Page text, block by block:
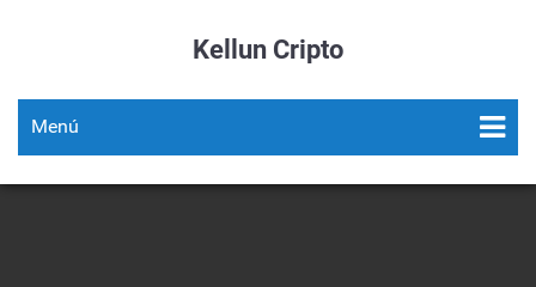
Kellun Cripto
Menú